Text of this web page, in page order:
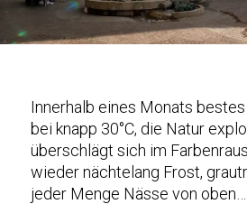
Innerhalb eines Monats
bei knapp 30°C, die Natur
überschlägt sich im
wieder nächtelang Frost,
jeder Menge Nässe von